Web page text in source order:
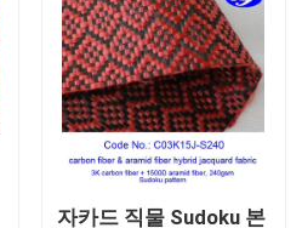
자카드 직물 Sudoku 본